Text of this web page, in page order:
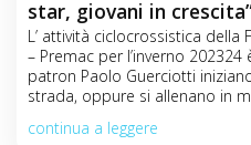
star, giovani in
L’ attività ciclocrossistica della
– Premac per l’inverno
patron Paolo Guerciotti
strada, oppure si allenano in
continua a leggere